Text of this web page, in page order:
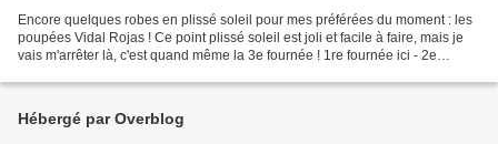
Encore quelques robes en plissé soleil pour mes préférées du moment : les
poupées Vidal Rojas ! Ce point plissé soleil est joli et facile à faire, mais je
vais m'arrêter là, c'est quand même la 3e fournée ! 1re fournée ici - 2e
Hébergé par Overblog